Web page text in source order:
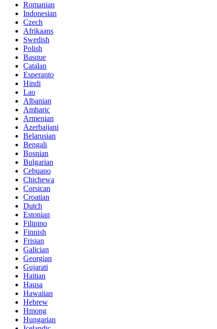
Romanian
Indonesian
Czech
Afrikaans
Swedish
Polish
Basque
Catalan
Esperanto
Hindi
Lao
Albanian
Amharic
Armenian
Azerbaijani
Belarusian
Bengali
Bosnian
Bulgarian
Cebuano
Chichewa
Corsican
Croatian
Dutch
Estonian
Filipino
Finnish
Frisian
Galician
Georgian
Gujarati
Haitian
Hausa
Hawaiian
Hebrew
Hmong
Hungarian